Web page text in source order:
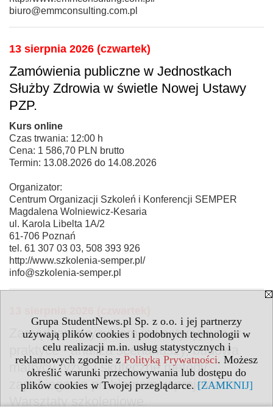
Grupa StudentNews.pl Sp. z o.o. i jej partnerzy
używają plików cookies i podobnych technologii w
celu realizacji m.in. usług statystycznych i
reklamowych zgodnie z Polityką Prywatności. Możesz
określić warunki przechowywania lub dostępu do
plików cookies w Twojej przeglądarce. [ZAMKNIJ]
biuro@emmconsulting.com.pl
13 sierpnia 2026 (czwartek)
Zamówienia publiczne w Jednostkach
Służby Zdrowia w świetle Nowej Ustawy
PZP.
Kurs online
Czas trwania: 12:00 h
Cena: 1 586,70 PLN brutto
Termin: 13.08.2026 do 14.08.2026
Organizator:
Centrum Organizacji Szkoleń i Konferencji SEMPER
Magdalena Wolniewicz-Kesaria
ul. Karola Libelta 1A/2
61-706 Poznań
tel. 61 307 03 03, 508 393 926
http://www.szkolenia-semper.pl/
info@szkolenia-semper.pl
Zarządzanie ryzykiem inwestycyjnym w
praktyce - analiza scenariuszy, budowa
matrycy ryzyk i skuteczne metody
zapobiegania problemom w projektach.
Warsztaty szkoleniowe.